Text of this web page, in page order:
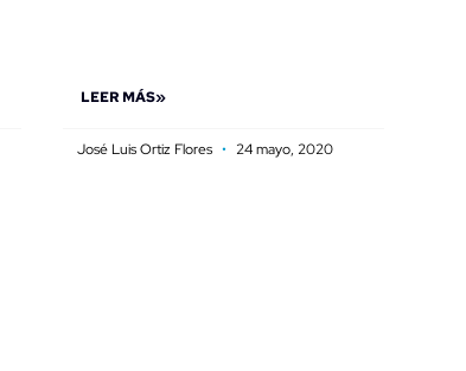
LEER MÁS»
José Luis Ortiz Flores 24 mayo, 2020